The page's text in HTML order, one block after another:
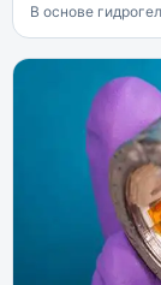
В основе